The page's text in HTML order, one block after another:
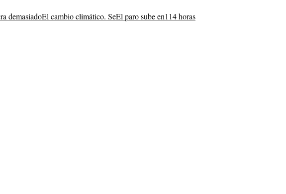
demasiadoEl cambio climático. SeEl paro sube en114 horas